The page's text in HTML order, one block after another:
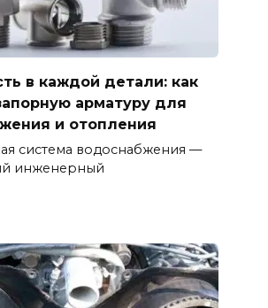
в каждой детали: как
арматуру для
и отопления
система водоснабжения —
инженерный